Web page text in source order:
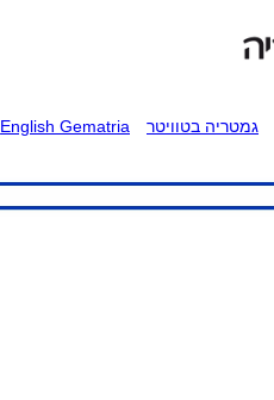
גמטריה בטוויטר
English Gematria